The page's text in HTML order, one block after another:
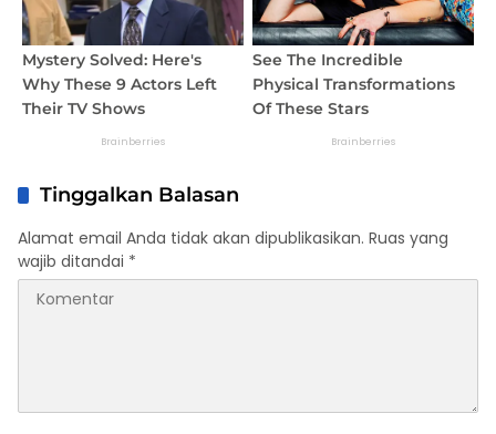
Tinggalkan Balasan
Alamat email Anda tidak akan dipublikasikan. Ruas yang
wajib ditandai *